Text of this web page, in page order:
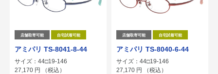
店舗取寄可能 自宅試着可能
アミパリ TS-8041-8-44
サイズ：44□19-146
27,170 円 （税込）
店舗取寄可能 自宅試着可能
アミパリ TS-8040-6-44
サイズ：44□19-146
27,170 円 （税込）